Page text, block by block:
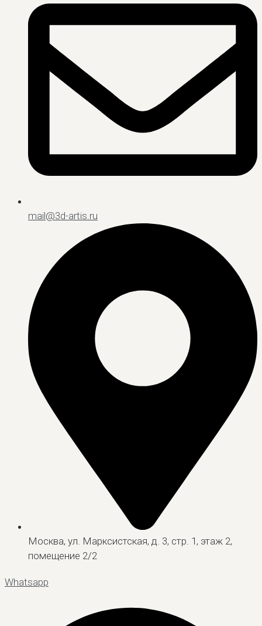
mail@3d-artis.ru
Москва, ул. Марксистская, д. 3, стр. 1, этаж 2,
помещение 2/2
Whatsapp